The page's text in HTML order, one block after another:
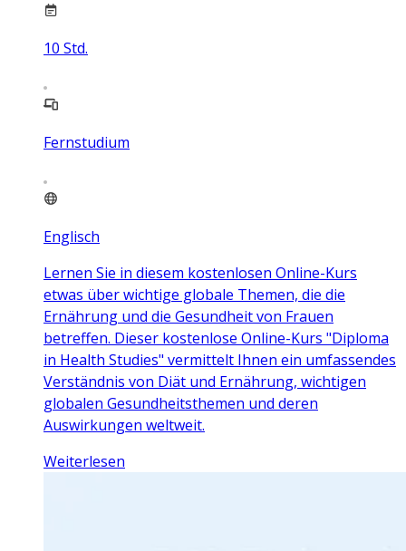
10 Std.
Fernstudium
Englisch
Lernen Sie in diesem kostenlosen Online-Kurs
etwas über wichtige globale Themen, die die
Ernährung und die Gesundheit von Frauen
betreffen. Dieser kostenlose Online-Kurs "Diploma
in Health Studies" vermittelt Ihnen ein umfassendes
Verständnis von Diät und Ernährung, wichtigen
globalen Gesundheitsthemen und deren
Auswirkungen weltweit.
Weiterlesen